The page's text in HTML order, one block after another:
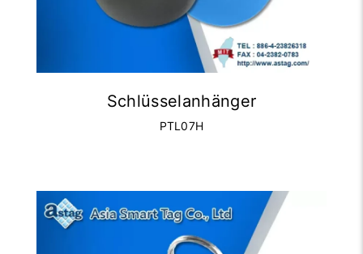
Schlüsselanhänger
PTL07H